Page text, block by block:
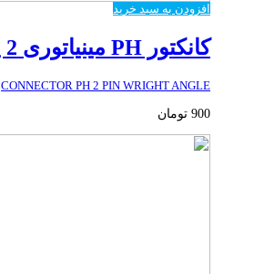
افزودن به سبد خرید
کانکتور PH مینیاتوری 2 پین نر رایت
CONNECTOR PH 2 PIN WRIGHT ANGLE
900 تومان